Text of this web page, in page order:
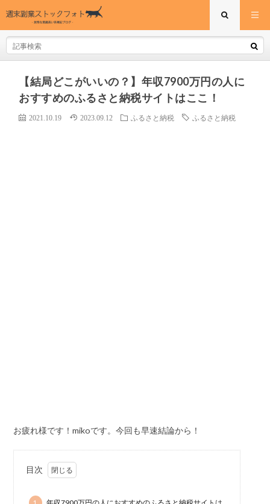
【結局どこがいいの？】年収7900万円の人に
おすすめのふるさと納税サイトはここ！
2021.10.19 2023.09.12 ふるさと納税 ふるさと納税
お疲れ様です！mikoです。今回も早速結論から！
目次